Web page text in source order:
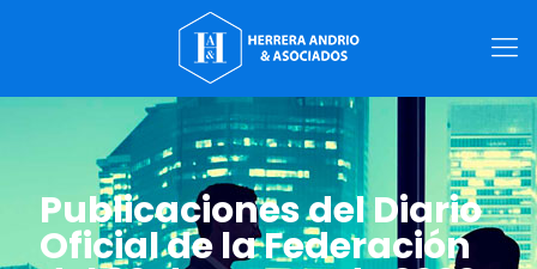
Publicaciones del Diario
Oficial de la Federación